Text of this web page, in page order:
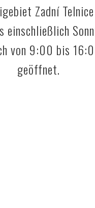
Zadní Telnice
einschließlich
von 9:00 bis
geöffnet.